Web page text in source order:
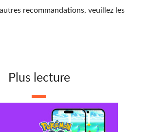
recommandations, veuillez les
Plus lecture